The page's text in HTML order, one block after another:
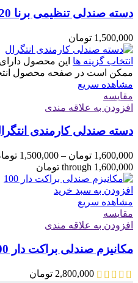
دسته صندلی تنظیمی برنا 120
1,500,000 تومان
انتخاب گزینه ها این محصول
ممکن است در صفحه محصول
مشاهده سریع
مقایسه
افزودن به علاقه مندی
دسته صندلی کارمندی
1,600,000 تومان –
1,500,000
through 1,600,000 تومان
افزودن به سبد خرید
مشاهده سریع
مقایسه
افزودن به علاقه مندی
مکانیزم صندلی براکت دار 100
2,800,000 تومان